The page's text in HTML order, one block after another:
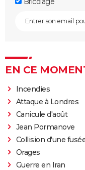
EN CE
Incendies
Attaque à Londres
Canicule d'août
Jean Pormanove
Collision d'une
Orages
Guerre en Iran